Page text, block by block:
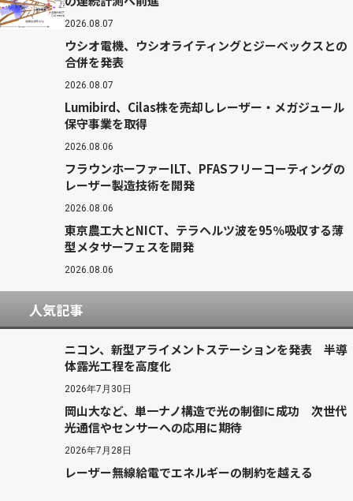
2026.08.07
ウシオ電機、ウシオライティングとジーベックスとの
合併を発表
2026.08.07
Lumibird、Cilas株を売却しレーザー・メガジュール
保守事業を取得
2026.08.06
フラウンホーファーILT、PFASフリーコーティングの
レーザー製造技術を開発
2026.08.06
東京農工大とNICT、テラヘルツ波を95％吸収する薄
型メタサーフェスを開発
2026.08.06
人気記事
ニコン、新型アライメントステーションを発表 半導
体露光工程を高度化
2026年7月30日
岡山大など、単一ナノ構造で光の制御に成功 次世代
光通信やセンサーへの応用に期待
2026年7月28日
レーザー無線給電でエネルギーの制約を越える